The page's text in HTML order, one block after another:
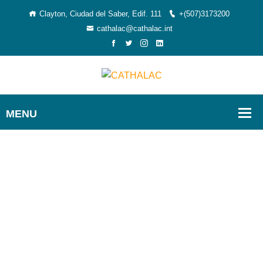
Clayton, Ciudad del Saber, Edif. 111
+(507)3173200
cathalac@cathalac.int